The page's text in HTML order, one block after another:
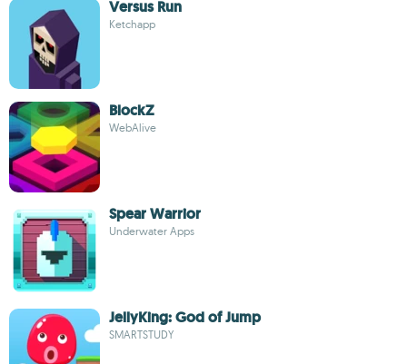
Versus Run
Ketchapp
BlockZ
WebAlive
Spear Warrior
Underwater Apps
JellyKing: God of Jump
SMARTSTUDY